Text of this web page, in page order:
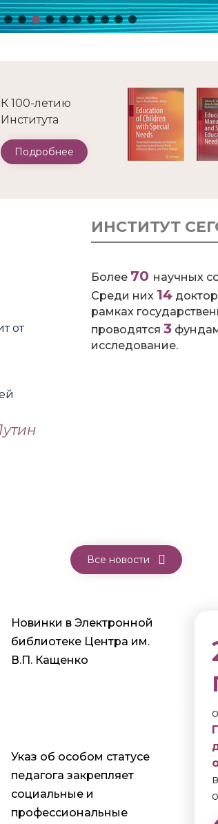
К 100-летию
Института
Подробнее
от
ИНСТИТУТ
Более 70 научных
Среди них 14
рамках
проводятся 3
исследование.
Все новости
Новинки в Электронной
библиотеке Центра им.
В.П. Кащенко
Указ об особом статусе
педагога закрепляет
социальные и
профессиональные